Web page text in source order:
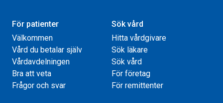
För patienter
Välkommen
Vård du betalar själv
Vårdavdelningen
Bra att veta
Frågor och svar
Sök vård
Hitta vårdgivare
Sök läkare
Sök vård
För företag
För remittenter